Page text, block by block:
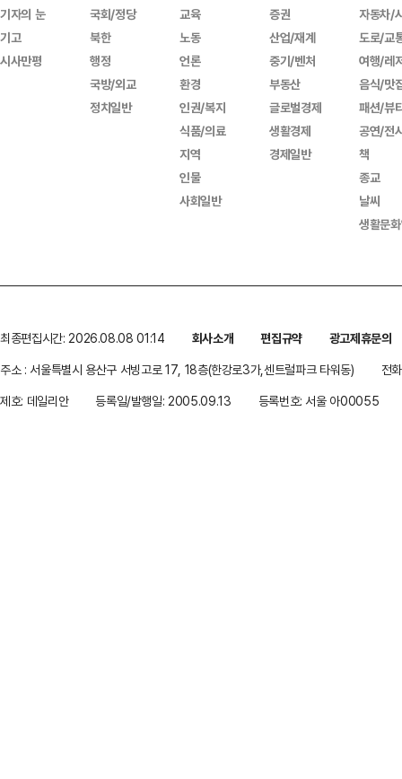
기자의 눈
기고
시사만평
국회/정당
북한
행정
국방/외교
정치일반
교육
노동
언론
환경
인권/복지
식품/의료
지역
인물
사회일반
증권
산업/재계
중기/벤처
부동산
글로벌경제
생활경제
경제일반
자동차/
도로/교
여행/레
음식/맛
패션/뷰
공연/전
책
종교
날씨
생활문
최종편집시간: 2026.08.08 01:14 회사소개 편집규약
광고제휴문의
주소 : 서울특별시 용산구 서빙고로 17, 18층(한강로3가,센트럴파크 타워동)
전
제호: 데일리안
등록일/발행일: 2005.09.13 등록번호: 서울 아00055